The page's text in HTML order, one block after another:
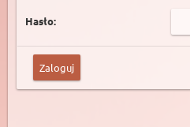
Hasło: